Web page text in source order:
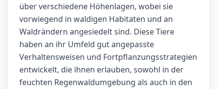
über verschiedene Höhenlagen, wobei sie
vorwiegend in waldigen Habitaten und an
Waldrändern angesiedelt sind. Diese Tiere
haben an ihr Umfeld gut angepasste
Verhaltensweisen und Fortpflanzungsstrategien
entwickelt, die ihnen erlauben, sowohl in der
feuchten Regenwaldumgebung als auch in den